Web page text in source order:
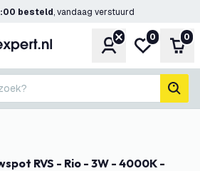
besteld, vandaag verstuurd
Account
Mijn
0 0